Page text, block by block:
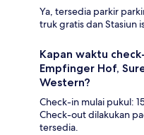
Ya, tersedia parkir
truk gratis dan Stasiun
Kapan waktu
Empfinger Hof,
Western?
Check-in mulai pukul:
Check-out dilakukan
tersedia.